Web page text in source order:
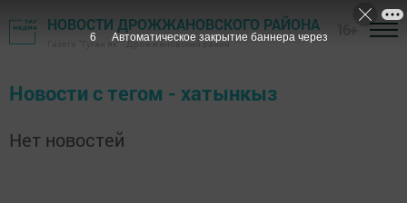
НОВОСТИ ДРОЖЖАНОВСКОГО РАЙОНА
Газета "Туган як" - Дрожжановский район
Новости с тегом - хатынкыз
Нет новостей
6 Автоматическое закрытие баннера через